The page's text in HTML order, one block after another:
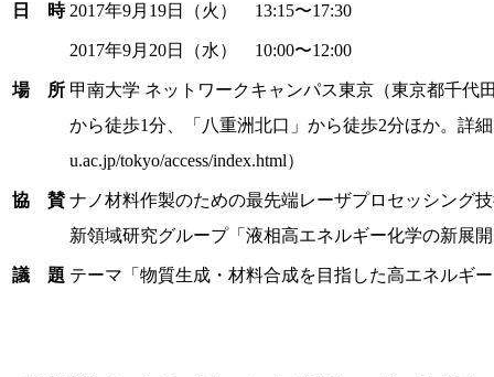
日 時 2017年9月19日（火） 13:15〜17:30
2017年9月20日（水） 10:00〜12:00
場 所 甲南大学 ネットワークキャンパス東京（東京都千
から徒歩1分、「八重洲北口」から徒歩2分ほか。詳
u.ac.jp/tokyo/access/index.html）
協 賛 ナノ材料作製のための最先端レーザプロセッシン
新領域研究グループ「液相高エネルギー化学の新展
議 題 テーマ「物質生成・材料合成を目指した高エネルギ